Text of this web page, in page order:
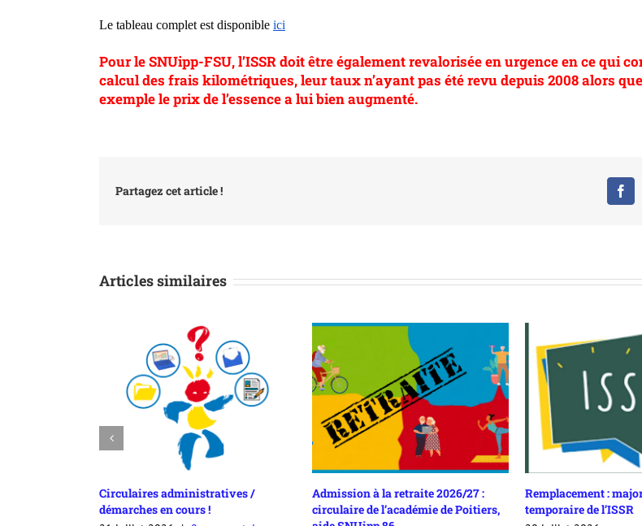
Le tableau complet est disponible ici
Pour le SNUipp-FSU, l’ISSR doit être également revalorisée en urgence en ce qui
calcul des frais kilométriques, leur taux n’ayant pas été revu depuis 2008 alors
exemple le prix de l’essence a lui bien augmenté.
Partagez cet article !
Articles similaires
Circulaires administratives /
démarches en cours !
Admission à la retraite 2026/27 :
circulaire de l’académie de Poitiers,
Remplacement : majoration
temporaire de l’ISSR